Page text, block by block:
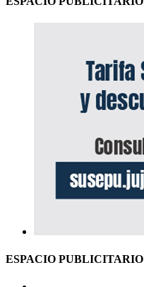
ESPACIO PUBLICITARIO